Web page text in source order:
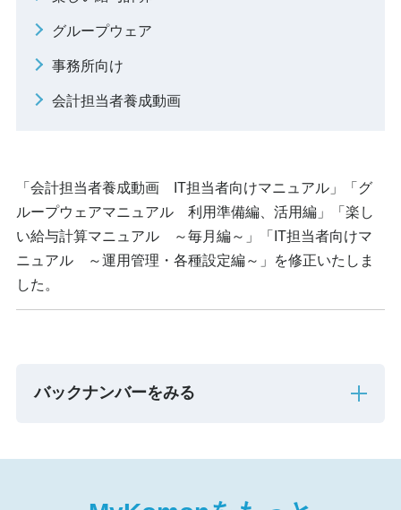
バックナンバーをみる
グループウェア
事務所向け
会計担当者養成動画
「会計担当者養成動画 IT担当者向けマニュアル」「グ
ループウェアマニュアル 利用準備編、活用編」「楽し
い給与計算マニュアル ～毎月編～」「IT担当者向けマ
ニュアル ～運用管理・各種設定編～」を修正いたしま
した。